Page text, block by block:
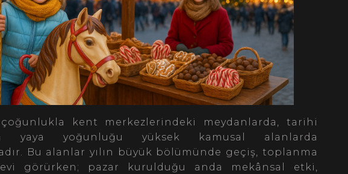
çoğunlukla kent merkezlerindeki meydanlarda, tarihi
yaya yoğunluğu yüksek kamusal alanlarda
Bu alanlar yılın büyük bölümünde geçiş, toplanma
görürken; pazar kurulduğu anda mekânsal etki,